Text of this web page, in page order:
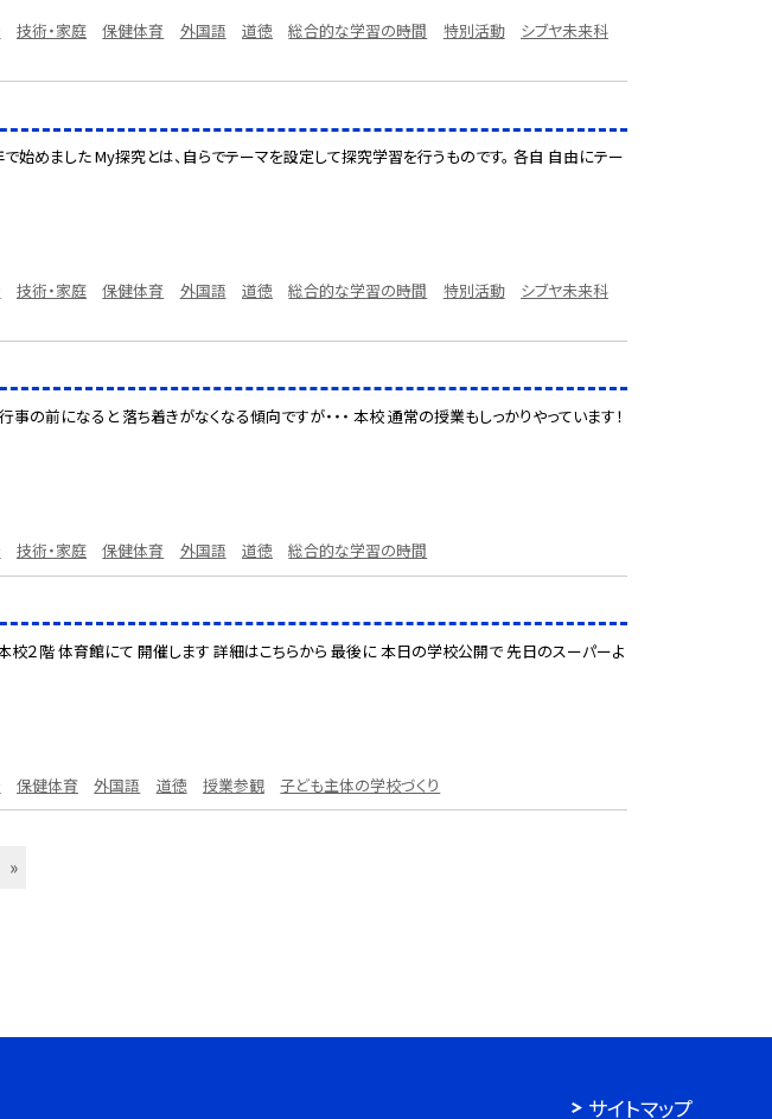
技術・家庭 保健体育 外国語 道徳 総合的な学習の時間 特別活動
シブヤ未来科
始めました My探究とは、自らでテーマを設定して探究学習を行うものです。 各自 自由にテー
技術・家庭 保健体育 外国語 道徳 総合的な学習の時間 特別活動
シブヤ未来科
の前になると 落ち着きがなくなる傾向ですが・・・ 本校 通常の授業もしっかりやっています！
技術・家庭 保健体育 外国語 道徳 総合的な学習の時間
２階 体育館にて 開催します 詳細はこちらから 最後に 本日の学校公開で 先日のスーパーよ
保健体育 外国語 道徳 授業参観 子ども主体の学校づくり
»
サイトマップ